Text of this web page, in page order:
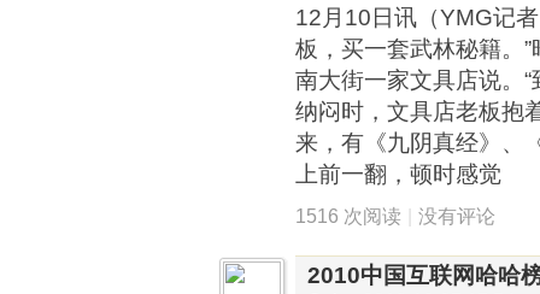
12月10日讯（YMG记
板，买一套武林秘籍。
南大街一家文具店说。
纳闷时，文具店老板抱
来，有《九阴真经》、
上前一翻，顿时感觉
1516 次阅读 | 没有评论
2010中国互联网哈哈